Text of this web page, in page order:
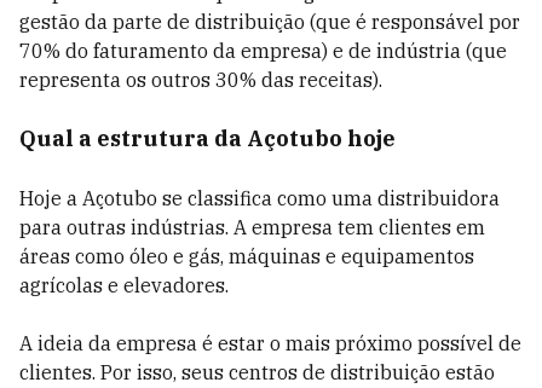
gestão da parte de distribuição (que é responsável por
70% do faturamento da empresa) e de indústria (que
representa os outros 30% das receitas).
Qual a estrutura da Açotubo hoje
Hoje a Açotubo se classifica como uma distribuidora
para outras indústrias. A empresa tem clientes em
áreas como óleo e gás, máquinas e equipamentos
agrícolas e elevadores.
A ideia da empresa é estar o mais próximo possível de
clientes. Por isso, seus centros de distribuição estão